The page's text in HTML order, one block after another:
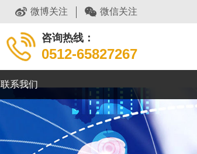
微博关注 微信关注
咨询热线：
0512-65827267
联系我们